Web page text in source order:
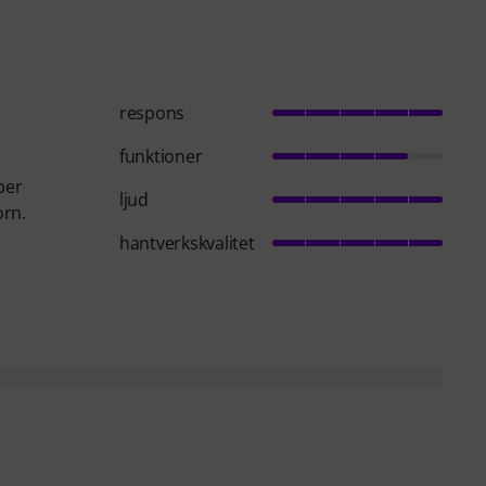
respons
funktioner
ljud
hantverkskvalitet